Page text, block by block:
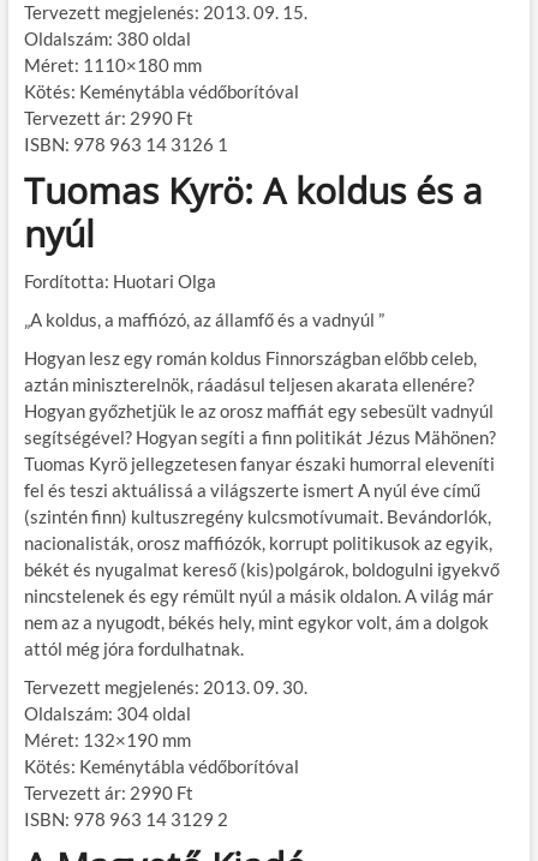
Tervezett megjelenés: 2013. 09. 15.
Oldalszám: 380 oldal
Méret: 1110×180 mm
Kötés: Keménytábla védőborítóval
Tervezett ár: 2990 Ft
ISBN: 978 963 14 3126 1
Tuomas Kyrö: A koldus és a
nyúl
Fordította: Huotari Olga
„A koldus, a maffiózó, az államfő és a vadnyúl ”
Hogyan lesz egy román koldus Finnországban előbb celeb,
aztán miniszterelnök, ráadásul teljesen akarata ellenére?
Hogyan győzhetjük le az orosz maffiát egy sebesült vadnyúl
segítségével? Hogyan segíti a finn politikát Jézus Mähönen?
Tuomas Kyrö jellegzetesen fanyar északi humorral eleveníti
fel és teszi aktuálissá a világszerte ismert A nyúl éve című
(szintén finn) kultuszregény kulcsmotívumait. Bevándorlók,
nacionalisták, orosz maffiózók, korrupt politikusok az egyik,
békét és nyugalmat kereső (kis)polgárok, boldogulni igyekvő
nincstelenek és egy rémült nyúl a másik oldalon. A világ már
nem az a nyugodt, békés hely, mint egykor volt, ám a dolgok
attól még jóra fordulhatnak.
Tervezett megjelenés: 2013. 09. 30.
Oldalszám: 304 oldal
Méret: 132×190 mm
Kötés: Keménytábla védőborítóval
Tervezett ár: 2990 Ft
ISBN: 978 963 14 3129 2